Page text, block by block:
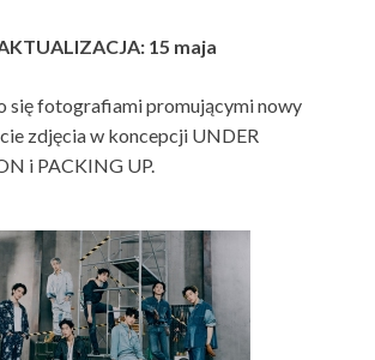
15 maja
się fotografiami promującymi nowy
zdjęcia w koncepcji UNDER
i PACKING UP.